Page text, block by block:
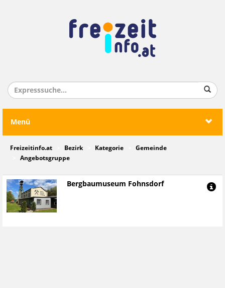
Menü
Freizeitinfo.at Bezirk Kategorie
Gemeinde
Angebotsgruppe
Bergbaumuseum Fohnsdorf